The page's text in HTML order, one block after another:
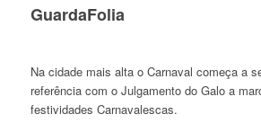
GuardaFolia
Na cidade mais alta o Carnaval começa a
referência com o Julgamento do Galo a
festividades Carnavalescas.